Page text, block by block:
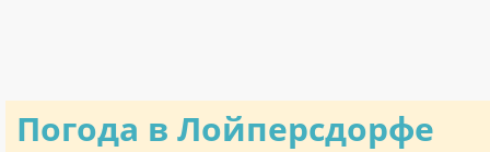
Погода в Лойперсдорфе